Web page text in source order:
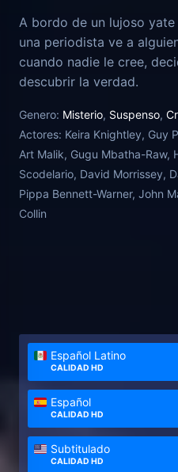
A bordo de un lujoso
una periodista ve a
cuando nadie le cree,
descubrir la verdad.
Genero: Misterio, Suspenso,
Actores: Keira Knightley, Guy
Art Malik, Gugu Mbatha-Raw,
Scodelario, David Morrissey,
Pippa Bennett-Warner, John
Collin
Español Latino
CALIDAD HD
Español
CALIDAD HD
Subtitulado
CALIDAD HD